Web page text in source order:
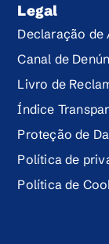
Legal
Declaração de
Canal de
Livro de
Índice
Proteção de
Política de
Política de